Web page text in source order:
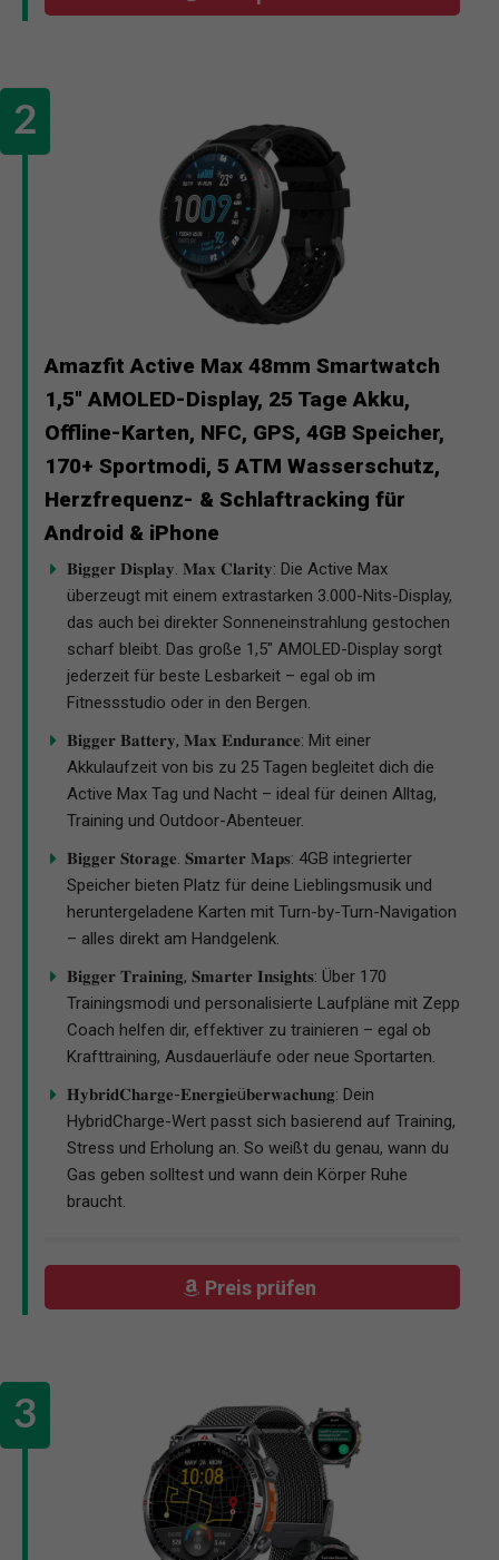
Amazfit Active Max 48mm Smartwatch
1,5" AMOLED-Display, 25 Tage Akku,
Offline-Karten, NFC, GPS, 4GB Speicher,
170+ Sportmodi, 5 ATM Wasserschutz,
Herzfrequenz- & Schlaftracking für
Android & iPhone
𝐁𝐢𝐠𝐠𝐞𝐫 𝐃𝐢𝐬𝐩𝐥𝐚𝐲. 𝐌𝐚𝐱 𝐂𝐥𝐚𝐫𝐢𝐭𝐲: Die Active Max
überzeugt mit einem extrastarken 3.000-Nits-Display,
das auch bei direkter Sonneneinstrahlung gestochen
scharf bleibt. Das große 1,5″ AMOLED-Display sorgt
jederzeit für beste Lesbarkeit – egal ob im
Fitnessstudio oder in den Bergen.
𝐁𝐢𝐠𝐠𝐞𝐫 𝐁𝐚𝐭𝐭𝐞𝐫𝐲, 𝐌𝐚𝐱 𝐄𝐧𝐝𝐮𝐫𝐚𝐧𝐜𝐞: Mit einer
Akkulaufzeit von bis zu 25 Tagen begleitet dich die
Active Max Tag und Nacht – ideal für deinen Alltag,
Training und Outdoor-Abenteuer.
𝐁𝐢𝐠𝐠𝐞𝐫 𝐒𝐭𝐨𝐫𝐚𝐠𝐞. 𝐒𝐦𝐚𝐫𝐭𝐞𝐫 𝐌𝐚𝐩𝐬: 4GB integrierter
Speicher bieten Platz für deine Lieblingsmusik und
heruntergeladene Karten mit Turn-by-Turn-Navigation
– alles direkt am Handgelenk.
𝐁𝐢𝐠𝐠𝐞𝐫 𝐓𝐫𝐚𝐢𝐧𝐢𝐧𝐠, 𝐒𝐦𝐚𝐫𝐭𝐞𝐫 𝐈𝐧𝐬𝐢𝐠𝐡𝐭𝐬: Über 170
Trainingsmodi und personalisierte Laufpläne mit Zepp
Coach helfen dir, effektiver zu trainieren – egal ob
Krafttraining, Ausdauerläufe oder neue Sportarten.
𝐇𝐲𝐛𝐫𝐢𝐝𝐂𝐡𝐚𝐫𝐠𝐞-𝐄𝐧𝐞𝐫𝐠𝐢𝐞ü𝐛𝐞𝐫𝐰𝐚𝐜𝐡𝐮𝐧𝐠: Dein
HybridCharge-Wert passt sich basierend auf Training,
Stress und Erholung an. So weißt du genau, wann du
Gas geben solltest und wann dein Körper Ruhe
braucht.
Preis prüfen